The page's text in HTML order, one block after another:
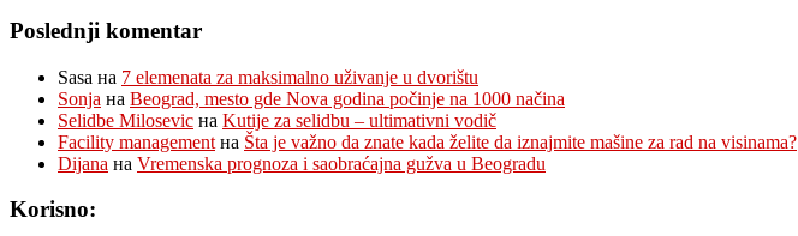
Poslednji komentar
Sasa на 7 elemenata za maksimalno uživanje u dvorištu
Sonja на Beograd, mesto gde Nova godina počinje na 1000 načina
Selidbe Milosevic на Kutije za selidbu – ultimativni vodič
Facility management на Šta je važno da znate kada želite da iznajmite mašine za rad na visinama?
Dijana на Vremenska prognoza i saobraćajna gužva u Beogradu
Korisno: